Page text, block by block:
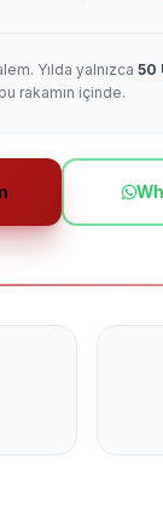
Yılda yalnızca 50
rakamın içinde.